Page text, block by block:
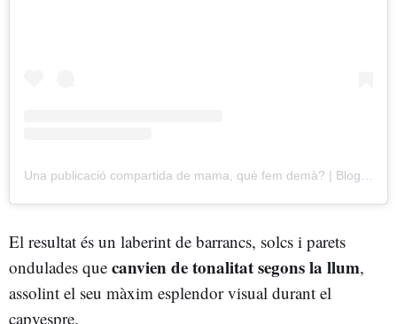
El resultat és un laberint de barrancs, solcs i parets
ondulades que canvien de tonalitat segons la llum,
assolint el seu màxim esplendor visual durant el
capvespre.